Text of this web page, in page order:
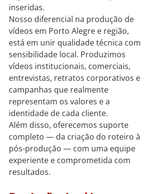
inseridas.
Nosso diferencial na produção de
vídeos em Porto Alegre e região,
está em unir qualidade técnica com
sensibilidade local. Produzimos
vídeos institucionais, comerciais,
entrevistas, retratos corporativos e
campanhas que realmente
representam os valores e a
identidade de cada cliente.
Além disso, oferecemos suporte
completo — da criação do roteiro à
pós-produção — com uma equipe
experiente e comprometida com
resultados.